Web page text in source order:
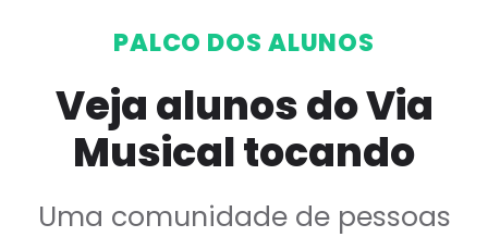
PALCO DOS ALUNOS
Veja alunos do Via
Musical tocando
Uma comunidade de pessoas